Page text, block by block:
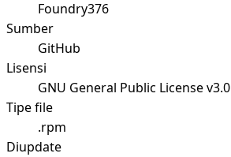
Foundry376
Sumber
GitHub
Lisensi
GNU General Public License v3.0
Tipe file
.rpm
Diupdate